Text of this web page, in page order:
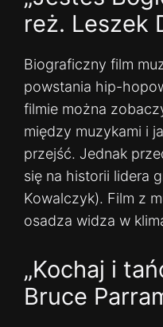
reż. Leszek
Biograficzny film
powstania hip-
filmie można
między muzykami i
przejść. Jednak
się na historii lidera
Kowalczyk). Film z
osadza widza w
„Kochaj i
Bruce